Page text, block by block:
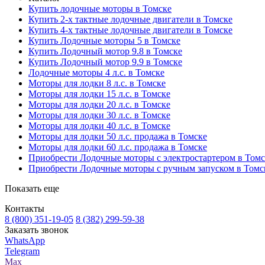
Купить лодочные моторы в Томске
Купить 2-х тактные лодочные двигатели в Томске
Купить 4-х тактные лодочные двигатели в Томске
Купить Лодочные моторы 5 в Томске
Купить Лодочный мотор 9.8 в Томске
Купить Лодочный мотор 9.9 в Томске
Лодочные моторы 4 л.с. в Томске
Моторы для лодки 8 л.с. в Томске
Моторы для лодки 15 л.с. в Томске
Моторы для лодки 20 л.с. в Томске
Моторы для лодки 30 л.с. в Томске
Моторы для лодки 40 л.с. в Томске
Моторы для лодки 50 л.с. продажа в Томске
Моторы для лодки 60 л.с. продажа в Томске
Приобрести Лодочные моторы с электростартером в
Приобрести Лодочные моторы с ручным запуском в
Показать еще
Контакты
8 (800) 351-19-05 8 (382) 299-59-38
Заказать звонок
WhatsApp
Telegram
Max